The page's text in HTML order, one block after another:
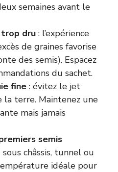
semaines avant le
trop dru : l’expérience
de graines favorise
des semis). Espacez
du sachet.
fine : évitez le jet
la terre. Maintenez une
mais jamais
semis
châssis, tunnel ou
idéale pour